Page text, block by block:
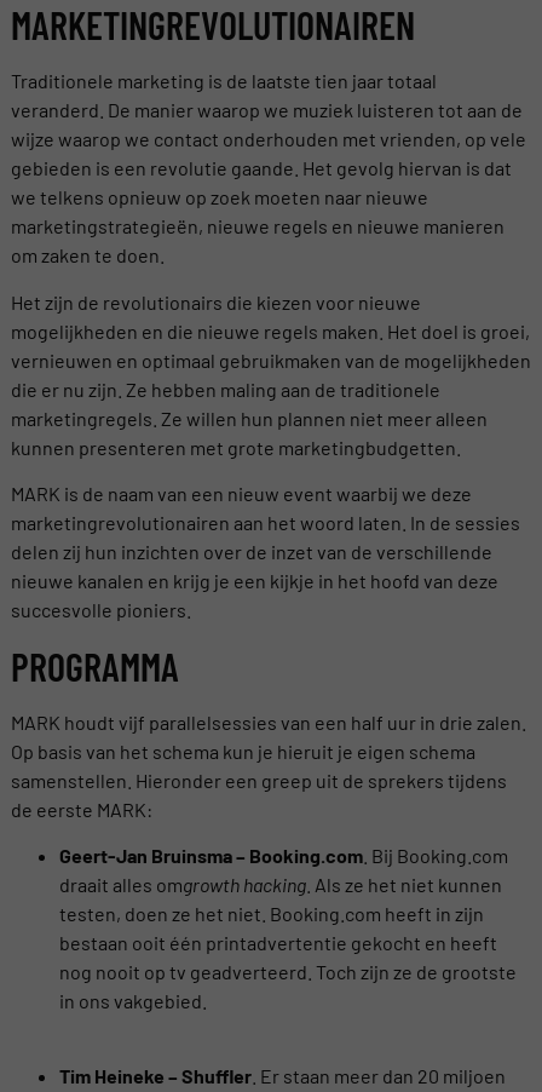
MARKETINGREVOLUTIONAIREN
Traditionele marketing is de laatste tien jaar totaal
veranderd. De manier waarop we muziek luisteren tot aan de
wijze waarop we contact onderhouden met vrienden, op vele
gebieden is een revolutie gaande. Het gevolg hiervan is dat
we telkens opnieuw op zoek moeten naar nieuwe
marketingstrategieën, nieuwe regels en nieuwe manieren
om zaken te doen.
Het zijn de revolutionairs die kiezen voor nieuwe
mogelijkheden en die nieuwe regels maken. Het doel is groei,
vernieuwen en optimaal gebruikmaken van de mogelijkheden
die er nu zijn. Ze hebben maling aan de traditionele
marketingregels. Ze willen hun plannen niet meer alleen
kunnen presenteren met grote marketingbudgetten.
MARK is de naam van een nieuw event waarbij we deze
marketingrevolutionairen aan het woord laten. In de sessies
delen zij hun inzichten over de inzet van de verschillende
nieuwe kanalen en krijg je een kijkje in het hoofd van deze
succesvolle pioniers.
PROGRAMMA
MARK houdt vijf parallelsessies van een half uur in drie zalen.
Op basis van het schema kun je hieruit je eigen schema
samenstellen. Hieronder een greep uit de sprekers tijdens
de eerste MARK:
Geert-Jan Bruinsma – Booking.com. Bij Booking.com
draait alles omgrowth hacking. Als ze het niet kunnen
testen, doen ze het niet. Booking.com heeft in zijn
bestaan ooit één printadvertentie gekocht en heeft
nog nooit op tv geadverteerd. Toch zijn ze de grootste
in ons vakgebied.
Tim Heineke – Shuffler. Er staan meer dan 20 miljoen